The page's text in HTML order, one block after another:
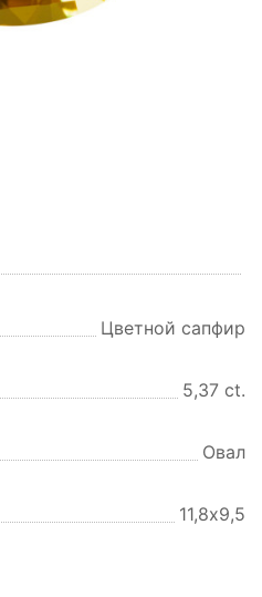
Цветной сапфир
5,37 ct.
Овал
11,8х9,5